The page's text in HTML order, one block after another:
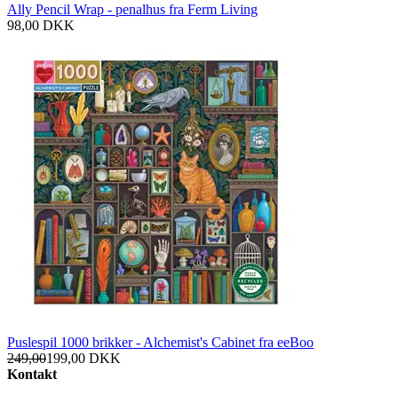
Ally Pencil Wrap - penalhus fra Ferm Living
98,00 DKK
Puslespil 1000 brikker - Alchemist's Cabinet fra eeBoo
249,00199,00 DKK
Kontakt